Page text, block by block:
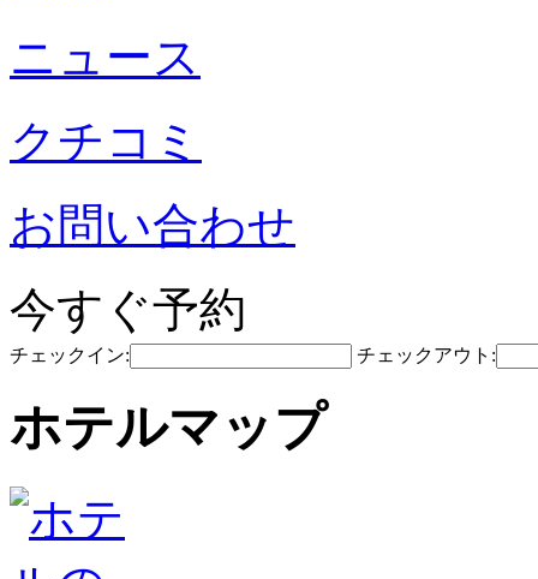
ニュース
クチコミ
お問い合わせ
今すぐ予約
チェックイン: チェックアウト:
ホテルマップ